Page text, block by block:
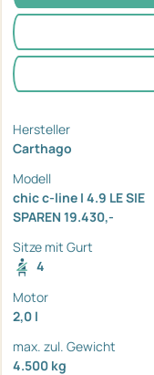
Hersteller
Carthago
Modell
chic c-line I 4.9 LE SIE
SPAREN 19.430,-
Sitze mit Gurt
4
Motor
2,0 l
max. zul. Gewicht
4.500 kg